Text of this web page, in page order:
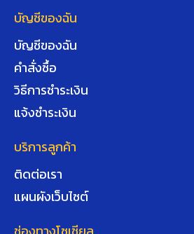
บัญชีของฉัน
บัญชีของฉัน
คำสั่งซื้อ
วิธีการชำระเงิน
แจ้งชำระเงิน
บริการลูกค้า
ติดต่อเรา
แผนผังเว็บไซต์